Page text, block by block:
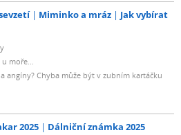
Miminko a mráz
Jak vybírat
moře...
angíny? Chyba může být v zubním kartáčku
2025 Dálniční známka 2025